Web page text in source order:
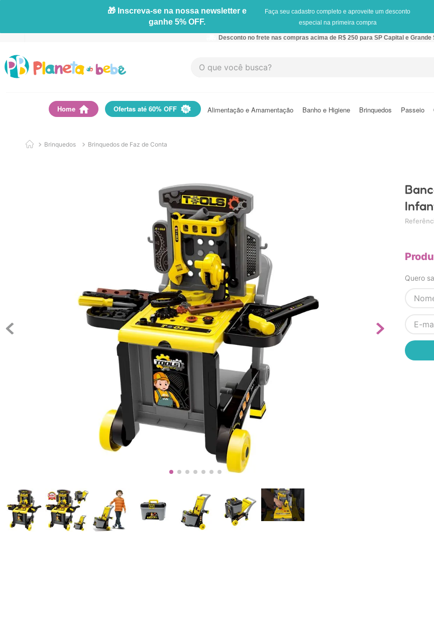
🎁 Inscreva-se na nossa newsletter e
ganhe 5% OFF.
Faça seu cadastro completo e aproveite um desconto
especial na primeira compra
Desconto no frete nas compras acima de R$ 250 para SP Capital e Grande
O que você busca?
Home Ofertas até 60% OFF Alimentação e Amamentação Banho e Higiene Brinquedos Passeio
Brinquedos Brinquedos de Faz de Conta
Quero